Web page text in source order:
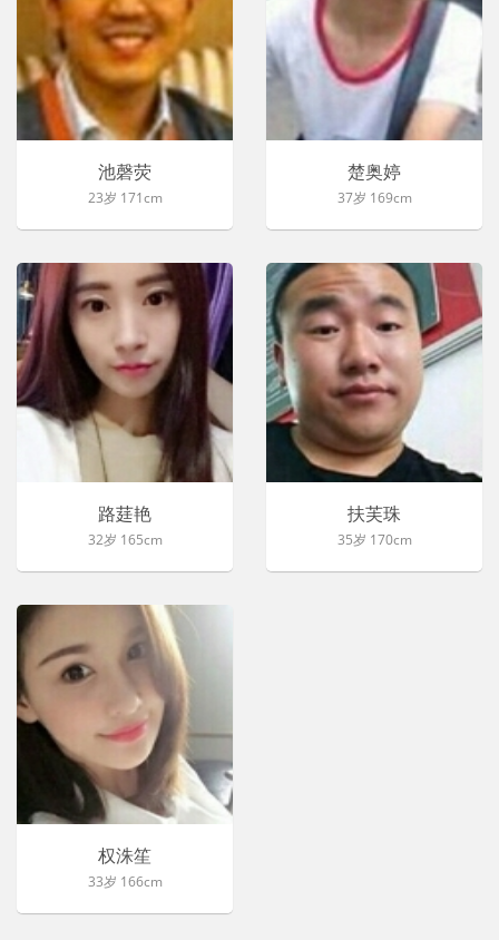
池磬荧
23岁 171cm
楚奥婷
37岁 169cm
路莛艳
32岁 165cm
扶芙珠
35岁 170cm
权洙笙
33岁 166cm